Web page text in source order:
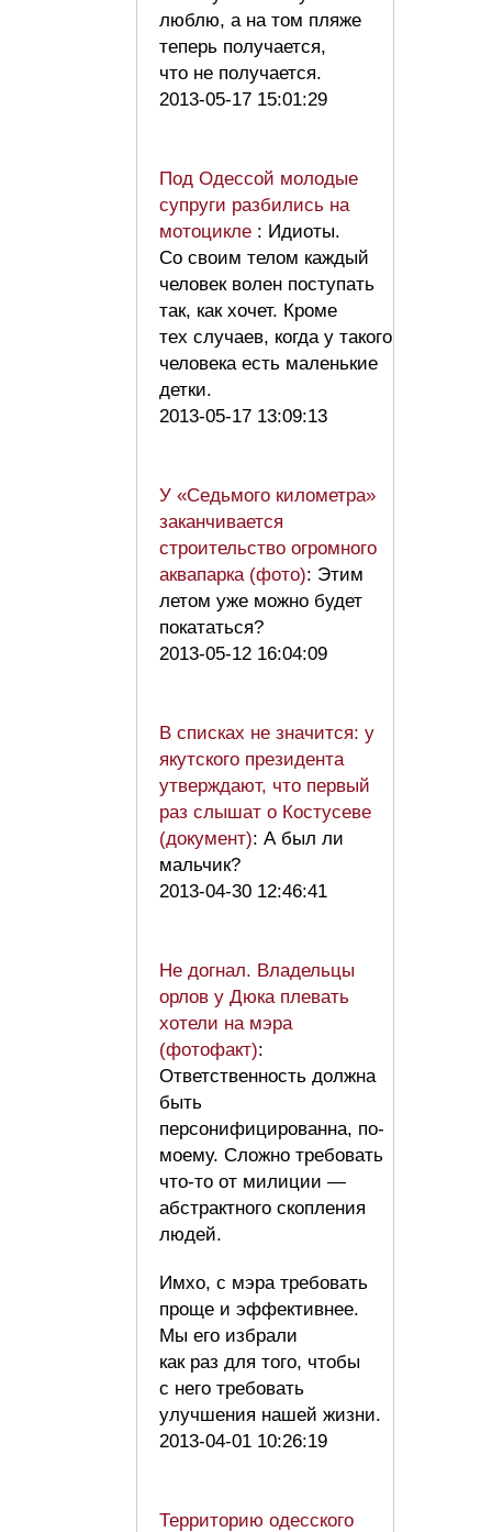
люблю, а на том пляже
теперь получается,
что не получается.
2013-05-17 15:01:29
Под Одессой молодые
супруги разбились на
мотоцикле : Идиоты.
Со своим телом каждый
человек волен поступать
так, как хочет. Кроме
тех случаев, когда у такого
человека есть маленькие
детки.
2013-05-17 13:09:13
У «Седьмого километра»
заканчивается
строительство огромного
аквапарка (фото): Этим
летом уже можно будет
покататься?
2013-05-12 16:04:09
В списках не значится: у
якутского президента
утверждают, что первый
раз слышат о Костусеве
(документ): А был ли
мальчик?
2013-04-30 12:46:41
Не догнал. Владельцы
орлов у Дюка плевать
хотели на мэра
(фотофакт):
Ответственность должна
быть
персонифицированна, по-
моему. Сложно требовать
что-то от милиции —
абстрактного скопления
людей.
Имхо, с мэра требовать
проще и эффективнее.
Мы его избрали
как раз для того, чтобы
с него требовать
улучшения нашей жизни.
2013-04-01 10:26:19
Территорию одесского